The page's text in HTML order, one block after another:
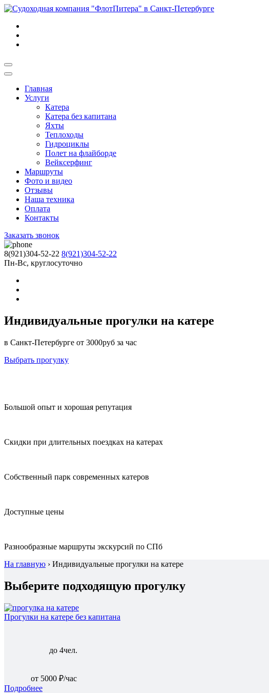
Главная
Услуги
Катера
Катера без капитана
Яхты
Теплоходы
Гидроциклы
Полет на флайборде
Вейксерфинг
Маршруты
Фото и видео
Отзывы
Наша техника
Оплата
Контакты
Заказать звонок
8(921)304-52-22 8(921)304-52-22
Пн-Вс, круглосуточно
Индивидуальные прогулки на катере
в Санкт-Петербурге от 3000руб за час
Выбрать прогулку
Большой опыт и хорошая репутация
Скидки при длительных поездках на катерах
Собственный парк современных катеров
Доступные цены
Разнообразные маршруты экскурсий по СПб
На главную › Индивидуальные прогулки на катере
Выберите подходящую прогулку
Прогулки на катере без капитана
до 4чел.
от 5000 ₽/час
Подробнее